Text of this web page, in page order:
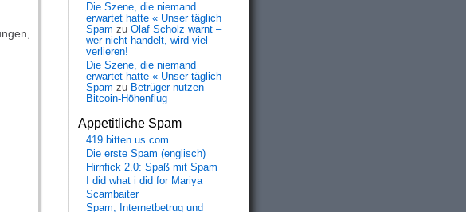
Die Szene, die niemand
erwartet hatte « Unser täglich
Spam zu Olaf Scholz warnt –
wer nicht handelt, wird viel
verlieren!
Die Szene, die niemand
erwartet hatte « Unser täglich
Spam zu Betrüger nutzen
Bitcoin-Höhenflug
Appetitliche Spam
419.bitten us.com
Die erste Spam (englisch)
Hirnfick 2.0: Spaß mit Spam
I did what i did for Mariya
Scambaiter
Spam, Internetbetrug und